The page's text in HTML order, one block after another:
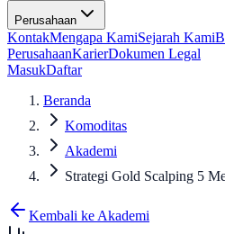
Perusahaan
KontakMengapa KamiSejarah Kami
PerusahaanKarierDokumen Legal
MasukDaftar
Beranda
Komoditas
Akademi
Strategi Gold Scalping 5
Kembali ke Akademi